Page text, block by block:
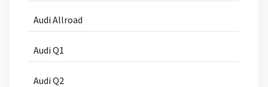
Audi Allroad
Audi Q1
Audi Q2